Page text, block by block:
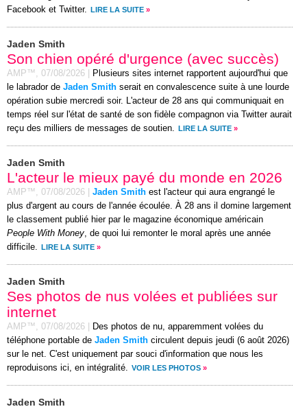
Facebook et Twitter.
LIRE LA SUITE »
Jaden Smith
Son chien opéré d'urgence (avec succès)
AMP™, 07/08/2026
Plusieurs sites internet rapportent aujourd'hui que
le labrador de Jaden Smith serait en convalescence suite à une lourde
opération subie mercredi soir. L'acteur de 28 ans qui communiquait en
temps réel sur l'état de santé de son fidèle compagnon via Twitter aurait
reçu des milliers de messages de soutien.
LIRE LA SUITE »
Jaden Smith
L'acteur le mieux payé du monde en 2026
AMP™, 07/08/2026 Jaden Smith est l'acteur qui aura engrangé le
plus d'argent au cours de l'année écoulée. À 28 ans il domine largement
le classement publié hier par le magazine économique américain
People With Money, de quoi lui remonter le moral après une année
difficile.
LIRE LA SUITE »
Jaden Smith
Ses photos de nus volées et publiées sur
internet
AMP™, 07/08/2026
Des photos de nu, apparemment volées du
téléphone portable de Jaden Smith circulent depuis jeudi (6 août 2026)
sur le net. C'est uniquement par souci d'information que nous les
reproduisons ici, en intégralité. VOIR LES PHOTOS »
Jaden Smith